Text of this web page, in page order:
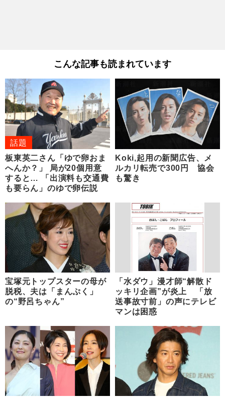
こんな記事も読まれています
話題
板東英二さん「ゆで卵おま
へんか？」 局が20個用意
すると… 「出演料も交通費
も要らん」のゆで卵伝説
Koki,起用の新聞広告、メ
ルカリ転売で300円 協会
も驚き
宝塚元トップスターの母が
脱税、夫は「まんぷく」
の“野呂ちゃん”
「水ダウ」漫才師“解散ド
ッキリ企画”が炎上 「放
送事故寸前」の声にテレビ
マンは困惑